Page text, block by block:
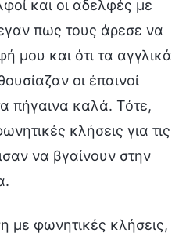
και οι αδελφές με
πως τους άρεσε να
μου και ότι τα αγγλικά
οι έπαινοί
πήγαινα καλά. Τότε,
κλήσεις για τις
να βγαίνουν στην
με φωνητικές κλήσεις,